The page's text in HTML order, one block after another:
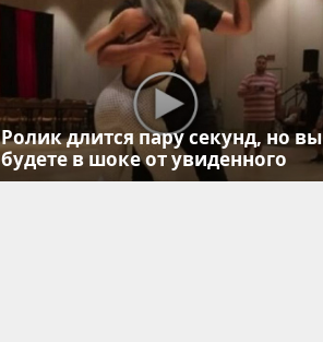
Ролик длится пару секунд, но вы
будете в шоке от увиденного